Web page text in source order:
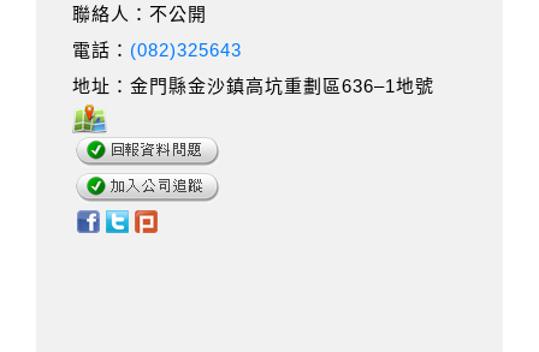
聯絡人：不公開
電話： (082)325643
地址：金門縣金沙鎮高坑重劃區636–1地號